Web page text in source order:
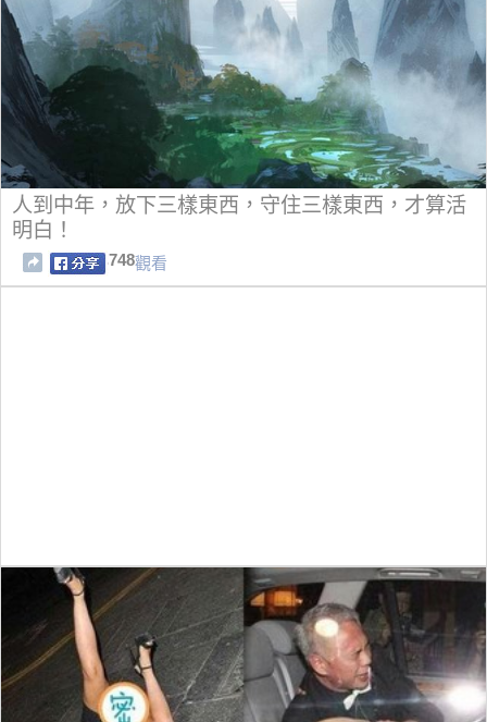
人到中年，放下三樣東西，守住三樣東西，才算活
明白！
748觀看